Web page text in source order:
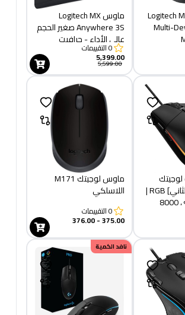
Logitech
Multi-
ماوس Logitech MX
Anywhere 3S صغير الحجم
عالي الأداء - جرافيت
0التقييمات
5,399.00
5,599.00
G203 [الجيل الثاني] RGB |
مستشعر بصري 8000
ماوس لوجيتك M171
اللاسلكي
0التقييمات
375.00 - 376.00
نافد الكمية